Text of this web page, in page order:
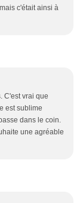
c'était ainsi à
C'est vrai que
est sublime
dans le coin.
une agréable